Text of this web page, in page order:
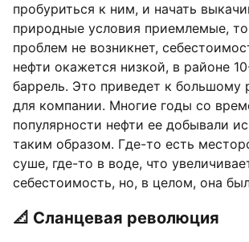
пробуриться к ним, и начать
природные условия приемлемые,
проблем не возникнет,
нефти окажется низкой, в районе
баррель. Это приведет к большому
для компании. Многие годы со
популярности нефти ее добывали
таким образом. Где-то есть
суше, где-то в воде, что
себестоимость, но, в целом, она
📐 Сланцевая революция